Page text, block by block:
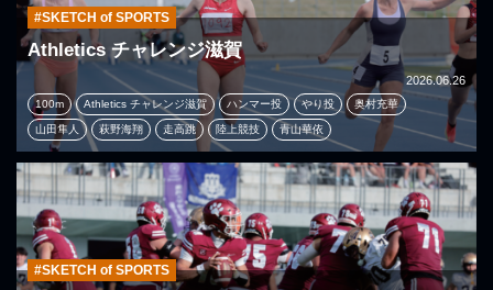
#SKETCH of SPORTS
Athletics チャレンジ滋賀
2026.06.26
100m Athletics チャレンジ滋賀 ハンマー投 やり投 奥村充華
山田隼人 萩野海翔 走高跳 陸上競技 青山華依
#SKETCH of SPORTS